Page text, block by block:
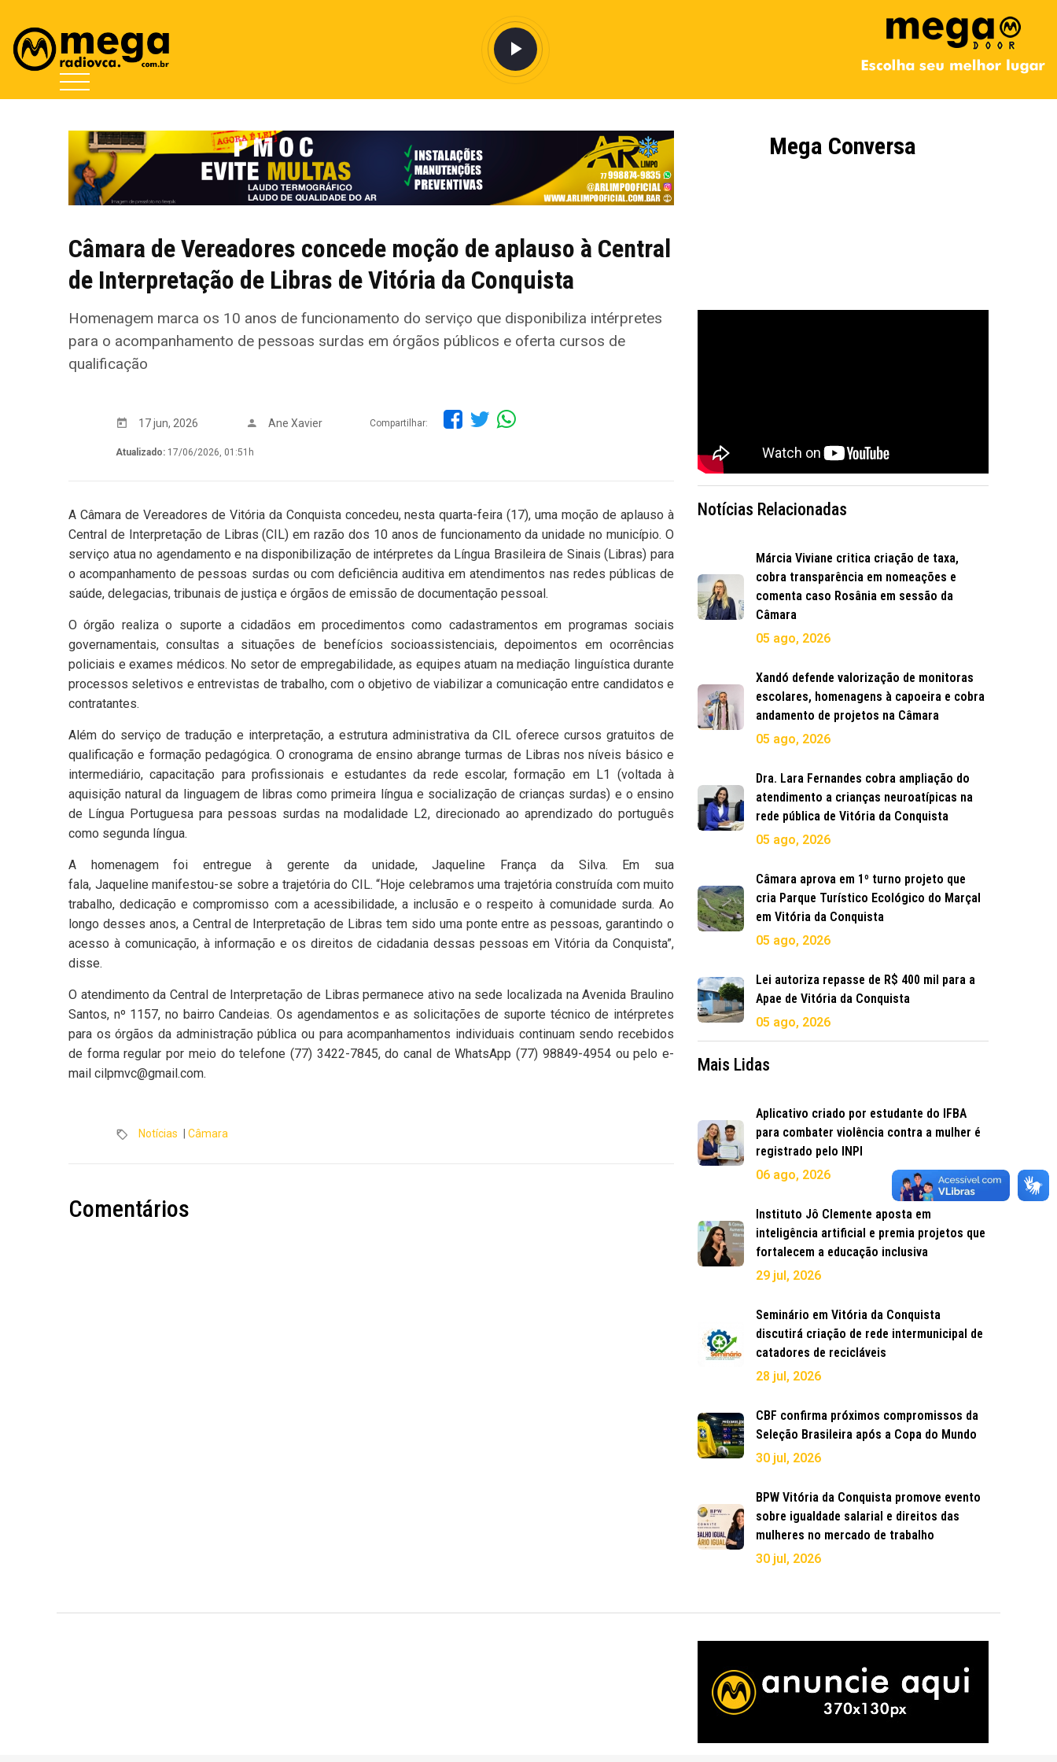
Câmara de Vereadores concede moção de aplauso à Central
de Interpretação de Libras de Vitória da Conquista
Homenagem marca os 10 anos de funcionamento do serviço que disponibiliza intérpretes
para o acompanhamento de pessoas surdas em órgãos públicos e oferta cursos de
qualificação
17 jun, 2026 Ane Xavier Compartilhar:
Atualizado: 17/06/2026, 01:51h
A Câmara de Vereadores de Vitória da Conquista concedeu, nesta quarta-feira (17), uma moção de aplauso à
Central de Interpretação de Libras (CIL) em razão dos 10 anos de funcionamento da unidade no município. O
serviço atua no agendamento e na disponibilização de intérpretes da Língua Brasileira de Sinais (Libras) para
o acompanhamento de pessoas surdas ou com deficiência auditiva em atendimentos nas redes públicas de
saúde, delegacias, tribunais de justiça e órgãos de emissão de documentação pessoal.
O órgão realiza o suporte a cidadãos em procedimentos como cadastramentos em programas sociais
governamentais, consultas a situações de benefícios socioassistenciais, depoimentos em ocorrências
policiais e exames médicos. No setor de empregabilidade, as equipes atuam na mediação linguística durante
processos seletivos e entrevistas de trabalho, com o objetivo de viabilizar a comunicação entre candidatos e
contratantes.
Além do serviço de tradução e interpretação, a estrutura administrativa da CIL oferece cursos gratuitos de
qualificação e formação pedagógica. O cronograma de ensino abrange turmas de Libras nos níveis básico e
intermediário, capacitação para profissionais e estudantes da rede escolar, formação em L1 (voltada à
aquisição natural da linguagem de libras como primeira língua e socialização de crianças surdas) e o ensino
de Língua Portuguesa para pessoas surdas na modalidade L2, direcionado ao aprendizado do português
como segunda língua.
A homenagem foi entregue à gerente da unidade, Jaqueline França da Silva. Em sua
fala, Jaqueline manifestou-se sobre a trajetória do CIL. “Hoje celebramos uma trajetória construída com muito
trabalho, dedicação e compromisso com a acessibilidade, a inclusão e o respeito à comunidade surda. Ao
longo desses anos, a Central de Interpretação de Libras tem sido uma ponte entre as pessoas, garantindo o
acesso à comunicação, à informação e os direitos de cidadania dessas pessoas em Vitória da Conquista”,
disse.
O atendimento da Central de Interpretação de Libras permanece ativo na sede localizada na Avenida Braulino
Santos, nº 1157, no bairro Candeias. Os agendamentos e as solicitações de suporte técnico de intérpretes
para os órgãos da administração pública ou para acompanhamentos individuais continuam sendo recebidos
de forma regular por meio do telefone (77) 3422-7845, do canal de WhatsApp (77) 98849-4954 ou pelo e-
mail cilpmvc@gmail.com.
Notícias Câmara
Comentários
Mega Conversa
Notícias Relacionadas
Márcia Viviane critica criação de taxa,
cobra transparência em nomeações e
comenta caso Rosânia em sessão da
Câmara
05 ago, 2026
Xandó defende valorização de monitoras
escolares, homenagens à capoeira e cobra
andamento de projetos na Câmara
05 ago, 2026
Dra. Lara Fernandes cobra ampliação do
atendimento a crianças neuroatípicas na
rede pública de Vitória da Conquista
05 ago, 2026
Câmara aprova em 1º turno projeto que
cria Parque Turístico Ecológico do Marçal
em Vitória da Conquista
05 ago, 2026
Lei autoriza repasse de R$ 400 mil para a
Apae de Vitória da Conquista
05 ago, 2026
Mais Lidas
Aplicativo criado por estudante do IFBA
para combater violência contra a mulher é
registrado pelo INPI
06 ago, 2026
Instituto Jô Clemente aposta em
inteligência artificial e premia projetos que
fortalecem a educação inclusiva
29 jul, 2026
Seminário em Vitória da Conquista
discutirá criação de rede intermunicipal de
catadores de recicláveis
28 jul, 2026
CBF confirma próximos compromissos da
Seleção Brasileira após a Copa do Mundo
30 jul, 2026
BPW Vitória da Conquista promove evento
sobre igualdade salarial e direitos das
mulheres no mercado de trabalho
30 jul, 2026